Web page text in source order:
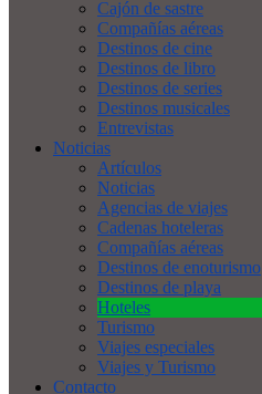
Cajón de sastre
Compañías aéreas
Destinos de cine
Destinos de libro
Destinos de series
Destinos musicales
Entrevistas
Noticias
Artículos
Noticias
Agencias de viajes
Cadenas hoteleras
Compañías aéreas
Destinos de enoturismo
Destinos de playa
Hoteles
Turismo
Viajes especiales
Viajes y Turismo
Contacto